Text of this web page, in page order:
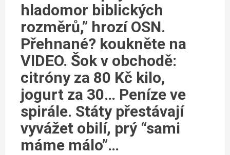
hladomor biblických
rozměrů,” hrozí OSN.
Přehnané? koukněte na
VIDEO. Šok v obchodě:
citróny za 80 Kč kilo,
jogurt za 30… Peníze ve
spirále. Státy přestávají
vyvážet obilí, prý “sami
máme málo”…